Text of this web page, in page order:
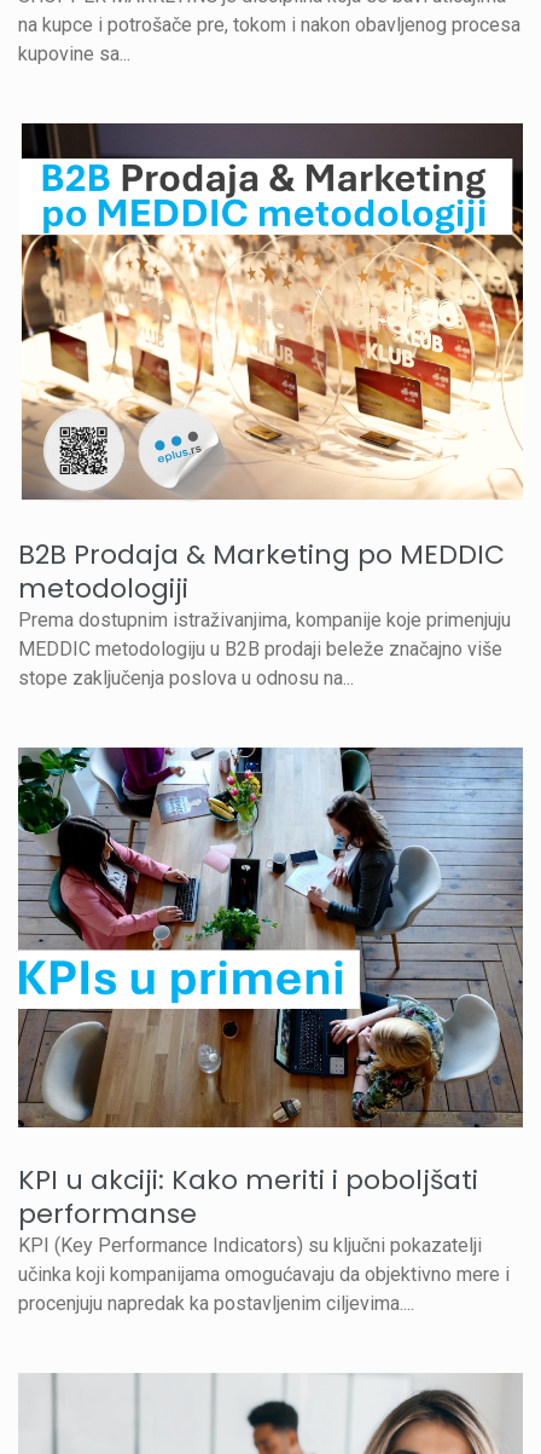
na kupce i potrošače pre, tokom i nakon obavljenog procesa
kupovine sa...
B2B Prodaja & Marketing po MEDDIC
metodologiji
Prema dostupnim istraživanjima, kompanije koje primenjuju
MEDDIC metodologiju u B2B prodaji beleže značajno više
stope zaključenja poslova u odnosu na...
KPI u akciji: Kako meriti i poboljšati
performanse
KPI (Key Performance Indicators) su ključni pokazatelji
učinka koji kompanijama omogućavaju da objektivno mere i
procenjuju napredak ka postavljenim ciljevima....